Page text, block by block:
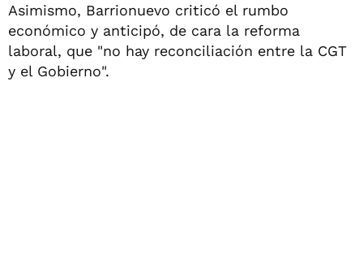
Asimismo, Barrionuevo criticó el rumbo
económico y anticipó, de cara la reforma
laboral, que "no hay reconciliación entre la CGT
y el Gobierno".